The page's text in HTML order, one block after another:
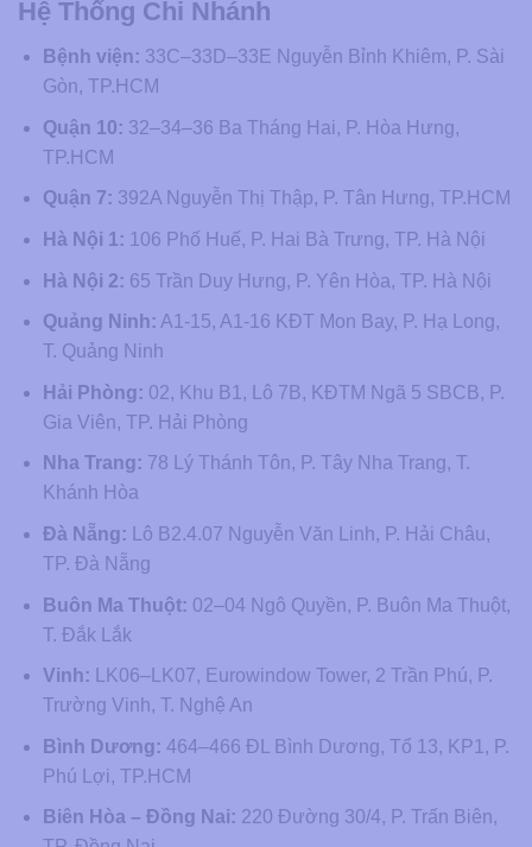
Hệ Thống Chi Nhánh
Bệnh viện: 33C–33D–33E Nguyễn Bỉnh Khiêm, P. Sài
Gòn, TP.HCM
Quận 10: 32–34–36 Ba Tháng Hai, P. Hòa Hưng,
TP.HCM
Quận 7: 392A Nguyễn Thị Thập, P. Tân Hưng, TP.HCM
Hà Nội 1: 106 Phố Huế, P. Hai Bà Trưng, TP. Hà Nội
Hà Nội 2: 65 Trần Duy Hưng, P. Yên Hòa, TP. Hà Nội
Quảng Ninh: A1-15, A1-16 KĐT Mon Bay, P. Hạ Long,
T. Quảng Ninh
Hải Phòng: 02, Khu B1, Lô 7B, KĐTM Ngã 5 SBCB, P.
Gia Viên, TP. Hải Phòng
Nha Trang: 78 Lý Thánh Tôn, P. Tây Nha Trang, T.
Khánh Hòa
Đà Nẵng: Lô B2.4.07 Nguyễn Văn Linh, P. Hải Châu,
TP. Đà Nẵng
Buôn Ma Thuột: 02–04 Ngô Quyền, P. Buôn Ma Thuột,
T. Đắk Lắk
Vinh: LK06–LK07, Eurowindow Tower, 2 Trần Phú, P.
Trường Vinh, T. Nghệ An
Bình Dương: 464–466 ĐL Bình Dương, Tổ 13, KP1, P.
Phú Lợi, TP.HCM
Biên Hòa – Đồng Nai: 220 Đường 30/4, P. Trấn Biên,